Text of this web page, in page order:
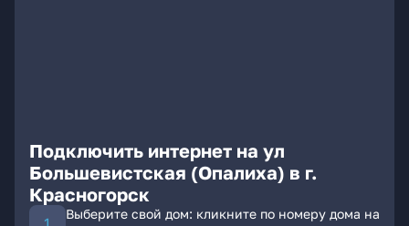
Подключить интернет на ул
Большевистская (Опалиха) в г.
Красногорск
Выберите свой дом: кликните по номеру дома на